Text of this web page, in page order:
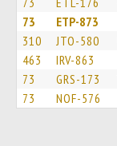
73 ETP-873
310 JTO-580
463 IRV-863
73 GRS-173
73 NOF-576